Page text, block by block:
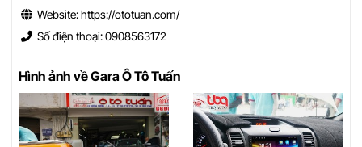
Website: https://ototuan.com/
Số điện thoại: 0908563172
Hình ảnh về Gara Ô Tô Tuấn